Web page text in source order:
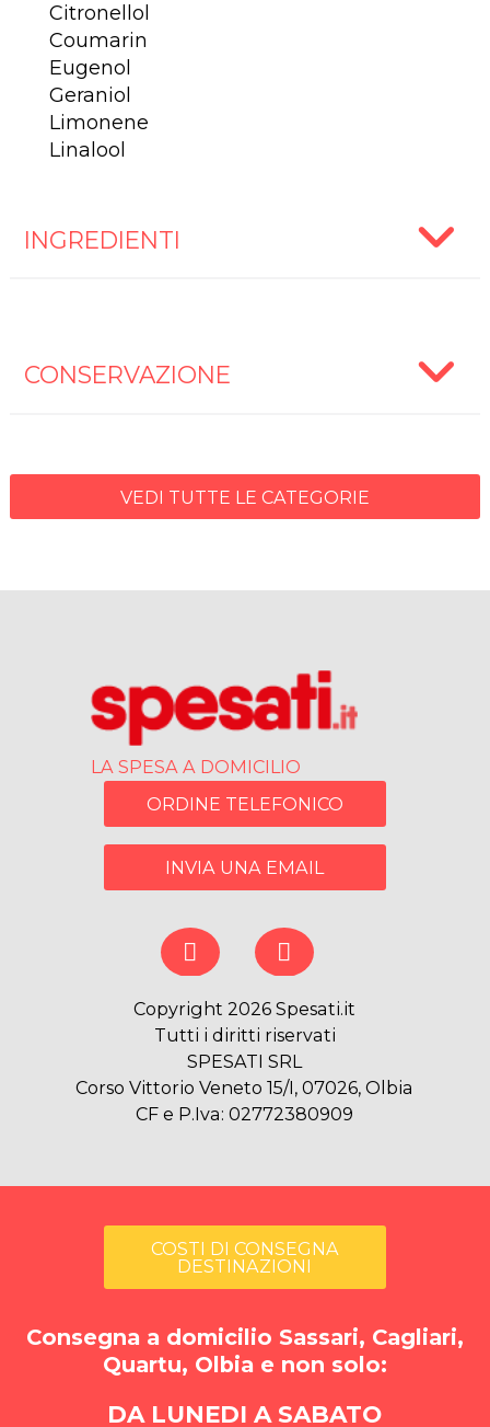
Citronellol
Coumarin
Eugenol
Geraniol
Limonene
Linalool
INGREDIENTI
CONSERVAZIONE
VEDI TUTTE LE CATEGORIE
LA SPESA A DOMICILIO
ORDINE TELEFONICO
INVIA UNA EMAIL
Copyright 2026 Spesati.it
Tutti i diritti riservati
SPESATI SRL
Corso Vittorio Veneto 15/I, 07026, Olbia
CF e P.Iva: 02772380909
COSTI DI CONSEGNA
DESTINAZIONI
Consegna a domicilio Sassari, Cagliari,
Quartu, Olbia e non solo:
DA LUNEDI A SABATO